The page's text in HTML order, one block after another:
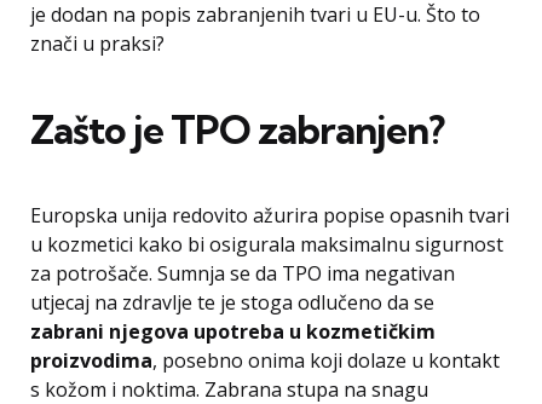
je dodan na popis zabranjenih tvari u EU-u. Što to
znači u praksi?
Zašto je TPO zabranjen?
Europska unija redovito ažurira popise opasnih tvari
u kozmetici kako bi osigurala maksimalnu sigurnost
za potrošače. Sumnja se da TPO ima negativan
utjecaj na zdravlje te je stoga odlučeno da se
zabrani njegova upotreba u kozmetičkim
proizvodima, posebno onima koji dolaze u kontakt
s kožom i noktima. Zabrana stupa na snagu